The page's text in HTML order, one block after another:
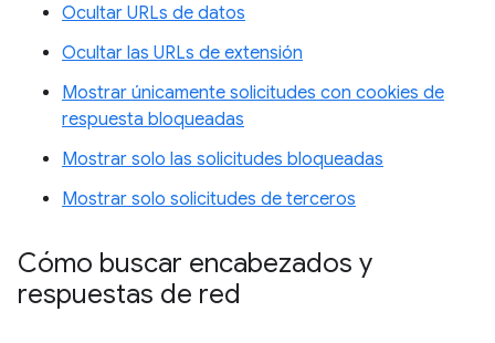
Ocultar URLs de datos
Ocultar las URLs de extensión
Mostrar únicamente solicitudes con cookies de
respuesta bloqueadas
Mostrar solo las solicitudes bloqueadas
Mostrar solo solicitudes de terceros
Cómo buscar encabezados y
respuestas de red